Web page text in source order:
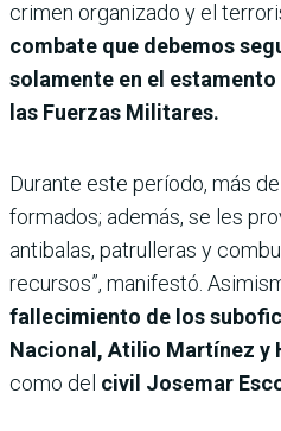
crimen organizado y el
combate que debemos
solamente en el
las Fuerzas Militares.
Durante este período, más
formados; además, se les
antibalas, patrulleras y
recursos”, manifestó.
fallecimiento de los
Nacional, Atilio Martínez y
como del civil Josemar